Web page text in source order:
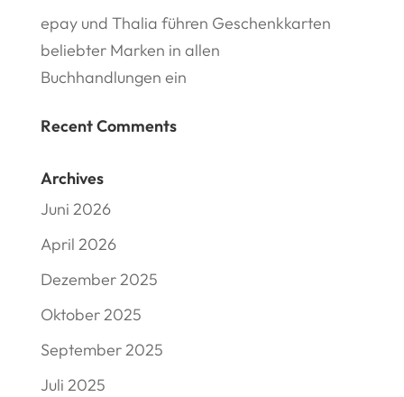
epay und Thalia führen Geschenkkarten
beliebter Marken in allen
Buchhandlungen ein
Recent Comments
Archives
Juni 2026
April 2026
Dezember 2025
Oktober 2025
September 2025
Juli 2025